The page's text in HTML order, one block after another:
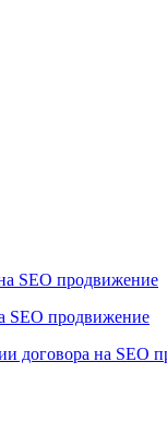
SEO продвижение
продвижение
на SEO